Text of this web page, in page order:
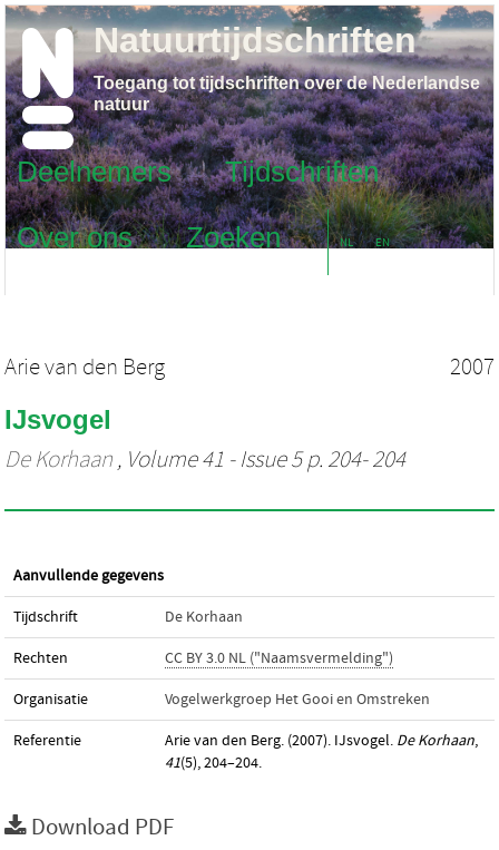
Deelnemers
Tijdschriften
Over ons
Zoeken NL EN
Natuurtijdschriften
Toegang tot tijdschriften over de Nederlandse
natuur
Arie van den Berg 2007
IJsvogel
De Korhaan , Volume 41 - Issue 5 p. 204- 204
Aanvullende gegevens
Tijdschrift De Korhaan
Rechten CC BY 3.0 NL ("Naamsvermelding")
Organisatie Vogelwerkgroep Het Gooi en Omstreken
Referentie Arie van den Berg. (2007). IJsvogel. De Korhaan,
41(5), 204–204.
Download PDF